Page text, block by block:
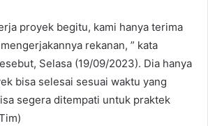
proyek begitu, kami hanya terima
rekanan, ” kata
Selasa (19/09/2023). Dia hanya
bisa selesai sesuai waktu yang
segera ditempati untuk praktek